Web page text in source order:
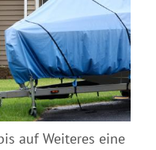
auf Weiteres eine